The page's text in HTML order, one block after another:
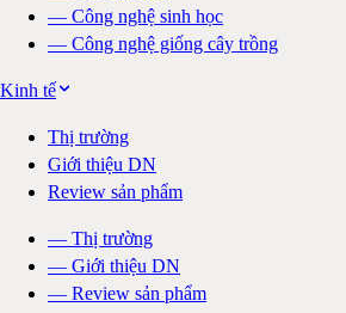
— Công nghệ sinh học
— Công nghệ giống cây trồng
Kinh tế
Thị trường
Giới thiệu DN
Review sản phẩm
— Thị trường
— Giới thiệu DN
— Review sản phẩm